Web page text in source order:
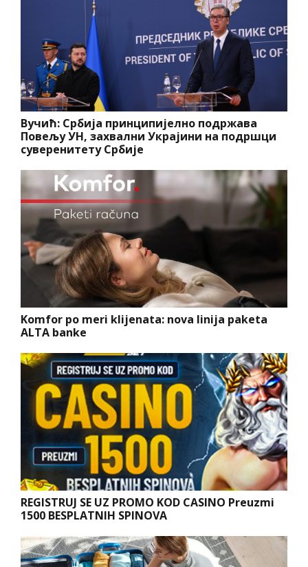
Вучић: Србија принципијелно подржава
Повељу УН, захвални Украјини на подршци
суверенитету Србије
Komfor po meri klijenata: nova linija paketa
ALTA banke
REGISTRUJ SE UZ PROMO KOD CASINO Preuzmi
1500 BESPLATNIH SPINOVA